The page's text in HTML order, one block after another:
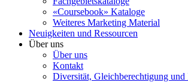
«Coursebook» Kataloge
Weiteres Marketing Material
Neuigkeiten und Ressourcen
Über uns
Über uns
Kontakt
Diversität, Gleichberechtigung und